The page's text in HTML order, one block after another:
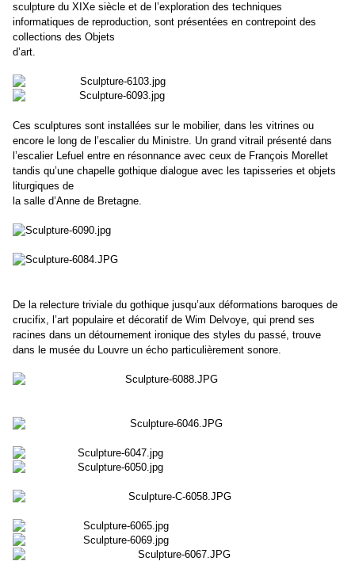
sculpture du XIXe siècle et de l’exploration des techniques
informatiques de reproduction, sont présentées en contrepoint des
collections des Objets
d’art.
Ces sculptures sont installées sur le mobilier, dans les vitrines ou
encore le long de l’escalier du Ministre. Un grand vitrail présenté dans
l’escalier Lefuel entre en résonnance avec ceux de François Morellet
tandis qu’une chapelle gothique dialogue avec les tapisseries et objets
liturgiques de
la salle d’Anne de Bretagne.
De la relecture triviale du gothique jusqu’aux déformations baroques de
crucifix, l’art populaire et décoratif de Wim Delvoye, qui prend ses
racines dans un détournement ironique des styles du passé, trouve
dans le musée du Louvre un écho particulièrement sonore.